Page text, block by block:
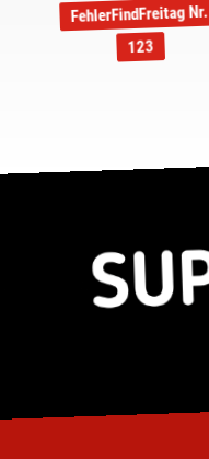
FehlerFindFreitag Nr.
123